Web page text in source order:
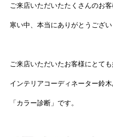
ご来店いただいたたくさんのお客
寒い中、本当にありがとうござい
ご来店いただいたお客様にとて
インテリアコーディネーター鈴
「カラー診断」です。